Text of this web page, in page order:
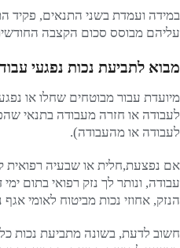
במידה ועמדת בשני התנאים, פקיד
עליהם מבוסס סכום הקצבה
מבוא לתביעת נכות נפגעי
מיועדת עבור מבוטחים שחלו או
לעבודה או חזרה מעבודה בתנאי
לעבודה או מהעבודה).
אם נפצעת,חלית או שבעיה רפואית
עבודה, ונותר לך נזק רפואי בתום
הנזק, אחוזי נכות מביטוח לאומי אגף
חשוב לדעת, בשונה מתביעת נכות